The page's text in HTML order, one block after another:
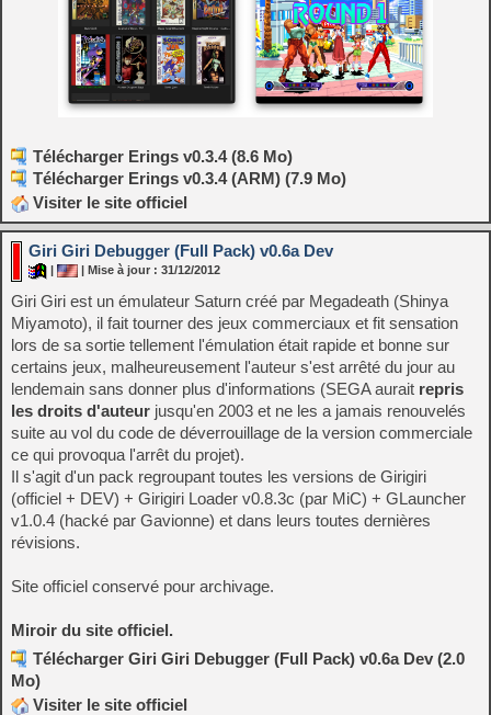
Télécharger Erings v0.3.4 (8.6 Mo)
Télécharger Erings v0.3.4 (ARM) (7.9 Mo)
Visiter le site officiel
Giri Giri Debugger (Full Pack) v0.6a Dev
| Mise à jour : 31/12/2012
Giri Giri est un émulateur Saturn créé par Megadeath (Shinya
Miyamoto), il fait tourner des jeux commerciaux et fit sensation
lors de sa sortie tellement l'émulation était rapide et bonne sur
certains jeux, malheureusement l'auteur s'est arrêté du jour au
lendemain sans donner plus d'informations (SEGA aurait repris
les droits d'auteur jusqu'en 2003 et ne les a jamais renouvelés
suite au vol du code de déverrouillage de la version commerciale
ce qui provoqua l'arrêt du projet).
Il s'agit d'un pack regroupant toutes les versions de Girigiri
(officiel + DEV) + Girigiri Loader v0.8.3c (par MiC) + GLauncher
v1.0.4 (hacké par Gavionne) et dans leurs toutes dernières
révisions.
Site officiel conservé pour archivage.
Miroir du site officiel.
Télécharger Giri Giri Debugger (Full Pack) v0.6a Dev (2.0
Mo)
Visiter le site officiel